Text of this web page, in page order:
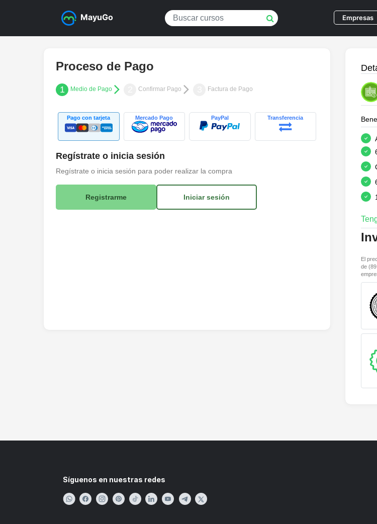
MayuGo Empresas
Proceso de Pago
1 Medio de Pago Confirmar Pago Factura de Pago
Pago con tarjeta Mercado Pago PayPal Transferencia
Regístrate o inicia sesión
Regístrate o inicia sesión para poder realizar la compra
Registrarme Iniciar sesión
El
de (89
Síguenos en nuestras redes